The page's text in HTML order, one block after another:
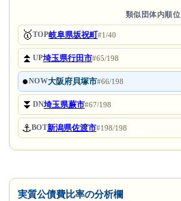
類似団体内順位
🥇TOP岐阜県坂祝町#1/40
⏫UP埼玉県行田市#65/198
●NOW大阪府貝塚市#66/198
⏬DN埼玉県蕨市#67/198
⚓BOT新潟県佐渡市#198/198
実質公債費比率の分析欄